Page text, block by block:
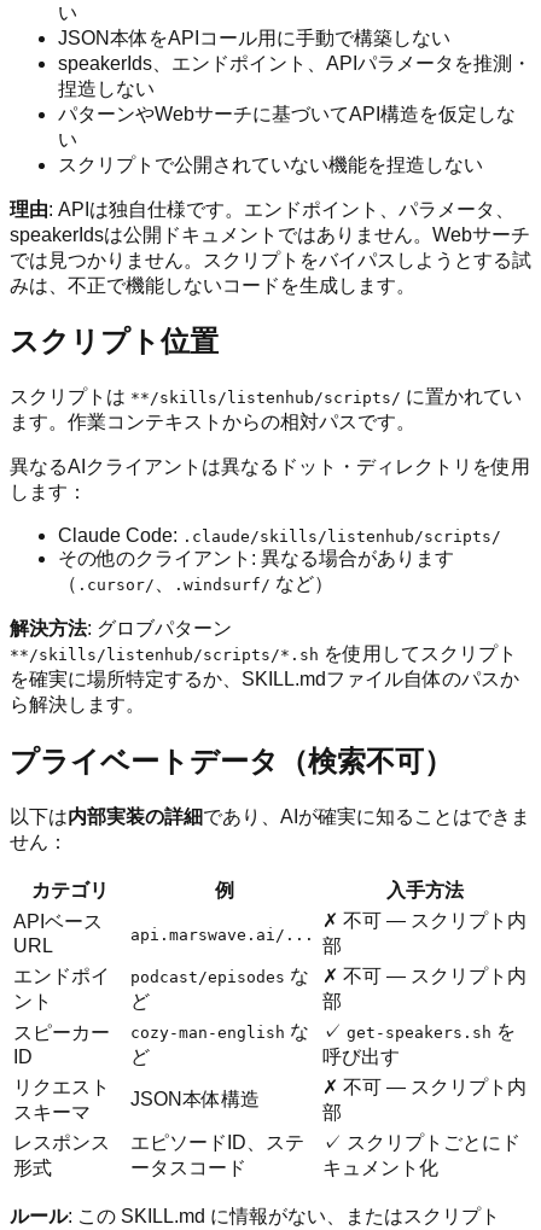
い
JSON本体をAPIコール用に手動で構築しない
speakerIds、エンドポイント、APIパラメータを推測・
捏造しない
パターンやWebサーチに基づいてAPI構造を仮定しな
い
スクリプトで公開されていない機能を捏造しない
理由: APIは独自仕様です。エンドポイント、パラメータ、
speakerIdsは公開ドキュメントではありません。Webサーチ
では見つかりません。スクリプトをバイパスしようとする試
みは、不正で機能しないコードを生成します。
スクリプト位置
スクリプトは **/skills/listenhub/scripts/ に置かれてい
ます。作業コンテキストからの相対パスです。
異なるAIクライアントは異なるドット・ディレクトリを使用
します：
Claude Code: .claude/skills/listenhub/scripts/
その他のクライアント: 異なる場合があります
（ .cursor/ .windsurf/ など）
解決方法: グロブパターン
**/skills/listenhub/scripts/*.sh を使用してスクリプト
を確実に場所特定するか、SKILL.mdファイル自体のパスか
ら解決します。
プライベートデータ（検索不可）
以下は内部実装の詳細であり、AIが確実に知ることはできま
せん：
カテゴリ 例
入手方法
APIベース
URL
api.marswave.ai/...
✗ 不可 — スクリプト内
部
エンドポイ
ント
podcast/episodes な
ど
✗ 不可 — スクリプト内
部
スピーカー
ID
cozy-man-english な
ど
✓ get-speakers.sh を
呼び出す
リクエスト
スキーマ
JSON本体構造
✗ 不可 — スクリプト内
部
レスポンス
形式
エピソードID、ステ
ータスコード
✓ スクリプトごとにド
キュメント化
ルール: この SKILL.md に情報がない、またはスクリプト